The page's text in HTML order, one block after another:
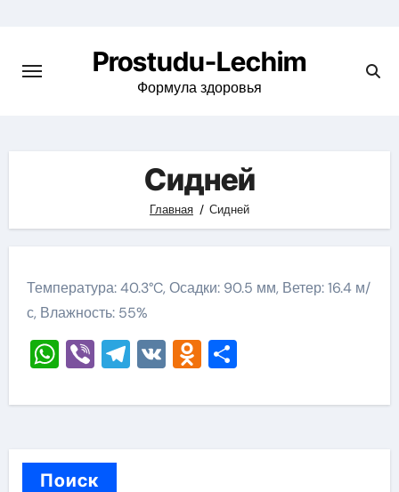
содержимому
Prostudu-Lechim
Формула здоровья
Сидней
Главная Сидней
Температура: 40.3°C, Осадки: 90.5 мм, Ветер: 16.4 м/
с, Влажность: 55%
WhatsApp
ViberTelegram
VKOdnoklassniki
Отправить
Поиск